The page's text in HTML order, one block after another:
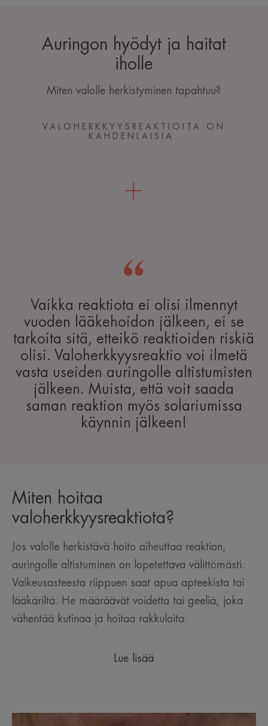
Auringon hyödyt ja haitat
iholle
Miten valolle herkistyminen tapahtuu?
VALOHERKKYYSREAKTIOITA ON
KAHDENLAISIA.
Vaikka reaktiota ei olisi ilmennyt
vuoden lääkehoidon jälkeen, ei se
tarkoita sitä, etteikö reaktioiden riskiä
olisi. Valoherkkyysreaktio voi ilmetä
vasta useiden auringolle altistumisten
jälkeen. Muista, että voit saada
saman reaktion myös solariumissa
käynnin jälkeen!
Miten hoitaa
valoherkkyysreaktiota?
Jos valolle herkistävä hoito aiheuttaa reaktion,
auringolle altistuminen on lopetettava välittömästi.
Vaikeusasteesta riippuen saat apua apteekista tai
lääkäriltä. He määräävät voidetta tai geeliä, joka
vähentää kutinaa ja hoitaa rakkuloita.
Lue lisää